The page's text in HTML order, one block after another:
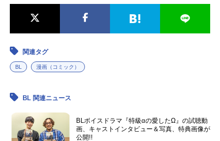
関連タグ
BL 漫画（コミック）
BL 関連ニュース
BLボイスドラマ『特級αの愛したΩ』の試聴動
画、キャストインタビュー＆写真、特典画像が
公開!!